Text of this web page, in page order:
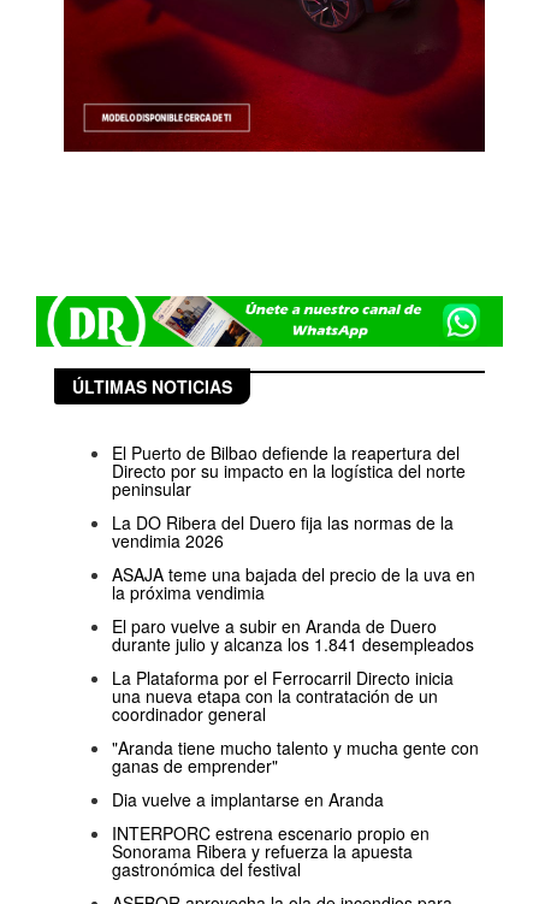
ÚLTIMAS NOTICIAS
El Puerto de Bilbao defiende la reapertura del
Directo por su impacto en la logística del norte
peninsular
La DO Ribera del Duero fija las normas de la
vendimia 2026
ASAJA teme una bajada del precio de la uva en
la próxima vendimia
El paro vuelve a subir en Aranda de Duero
durante julio y alcanza los 1.841 desempleados
La Plataforma por el Ferrocarril Directo inicia
una nueva etapa con la contratación de un
coordinador general
"Aranda tiene mucho talento y mucha gente con
ganas de emprender"
Dia vuelve a implantarse en Aranda
INTERPORC estrena escenario propio en
Sonorama Ribera y refuerza la apuesta
gastronómica del festival